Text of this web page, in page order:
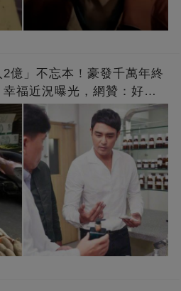
億」不忘本！豪發千萬年終
福近況曝光，網贊：好老